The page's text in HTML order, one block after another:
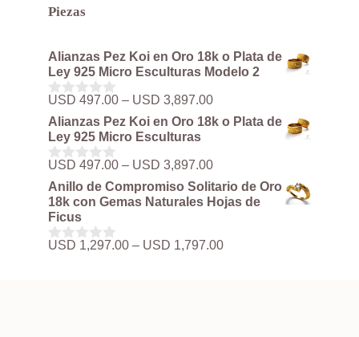
Piezas
Alianzas Pez Koi en Oro 18k o Plata de
Ley 925 Micro Esculturas Modelo 2
0
d
e
5
USD 497.00 – USD 3,897.00Rango
de
precios:
USD 497.00
USD 3,897.00
Alianzas Pez Koi en Oro 18k o Plata de
Ley 925 Micro Esculturas
0
d
e
5
USD 497.00 – USD 3,897.00Rango
de
precios:
desde
hasta
Anillo de Compromiso Solitario de Oro
18k con Gemas Naturales Hojas de
Ficus
0
USD 1,297.00 – USD 1,797.00Rango